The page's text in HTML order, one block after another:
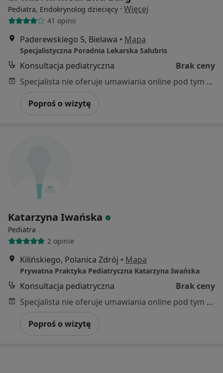
Pediatra, Endokrynolog dziecięcy · Więcej
41 opinii
Paderewskiego 5, Bielawa • Mapa
Specjalistyczna Poradnia Lekarska Salubris
Konsultacja pediatryczna
Brak ceny
Specjalista nie oferuje umawiania online pod tym adresem.
Poproś o wizytę
Katarzyna Iwańska
Pediatra
2 opinie
Kilińskiego, Polanica Zdrój • Mapa
Prywatna Praktyka Pediatryczna Katarzyna Iwańska
Konsultacja pediatryczna
Brak ceny
Specjalista nie oferuje umawiania online pod tym adresem.
Poproś o wizytę